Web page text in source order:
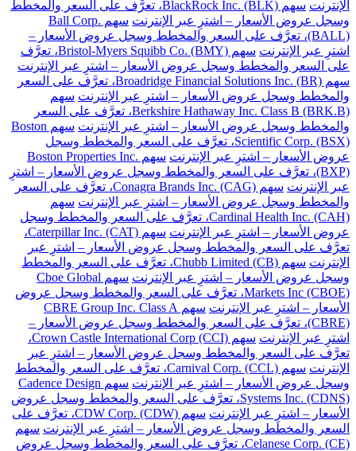
الإنترنت
سهم BlackRock Inc. (BLK)، تعرَّف على السعر والمخطط
وسجل عروض الأسعار – اشترِ عبر الإنترنت
سهم Ball Corp.
(BALL)، تعرَّف على السعر والمخطط وسجل عروض الأسعار –
اشترِ عبر الإنترنت
سهم Bristol-Myers Squibb Co. (BMY)، تعرَّف
على السعر والمخطط وسجل عروض الأسعار – اشترِ عبر الإنترنت
سهم Broadridge Financial Solutions Inc. (BR)، تعرَّف على السعر
والمخطط وسجل عروض الأسعار – اشترِ عبر الإنترنت سهم
Berkshire Hathaway Inc. Class B (BRK.B)، تعرَّف على السعر
والمخطط وسجل عروض الأسعار – اشترِ عبر الإنترنت
سهم Boston
Scientific Corp. (BSX)، تعرَّف على السعر والمخطط وسجل
عروض الأسعار – اشترِ عبر الإنترنت
سهم Boston Properties Inc.
(BXP)، تعرَّف على السعر والمخطط وسجل عروض الأسعار – اشترِ
عبر الإنترنت
سهم Conagra Brands Inc. (CAG)، تعرَّف على السعر
والمخطط وسجل عروض الأسعار – اشترِ عبر الإنترنت سهم
Cardinal Health Inc. (CAH)، تعرَّف على السعر والمخطط وسجل
عروض الأسعار – اشترِ عبر الإنترنت
سهم Caterpillar Inc. (CAT)،
تعرَّف على السعر والمخطط وسجل عروض الأسعار – اشترِ عبر
الإنترنت
سهم Chubb Limited (CB)، تعرَّف على السعر والمخطط
وسجل عروض الأسعار – اشترِ عبر الإنترنت
سهم Cboe Global
Markets Inc (CBOE)، تعرَّف على السعر والمخطط وسجل عروض
الأسعار – اشترِ عبر الإنترنت
سهم CBRE Group Inc. Class A
(CBRE)، تعرَّف على السعر والمخطط وسجل عروض الأسعار –
اشترِ عبر الإنترنت
سهم Crown Castle International Corp (CCI)،
تعرَّف على السعر والمخطط وسجل عروض الأسعار – اشترِ عبر
الإنترنت
سهم Carnival Corp. (CCL)، تعرَّف على السعر والمخطط
وسجل عروض الأسعار – اشترِ عبر الإنترنت
سهم Cadence Design
Systems Inc. (CDNS)، تعرَّف على السعر والمخطط وسجل عروض
الأسعار – اشترِ عبر الإنترنت
سهم CDW Corp. (CDW)، تعرَّف على
السعر والمخطط وسجل عروض الأسعار – اشترِ عبر الإنترنت سهم
Celanese Corp. (CE)، تعرَّف على السعر والمخطط وسجل عروض